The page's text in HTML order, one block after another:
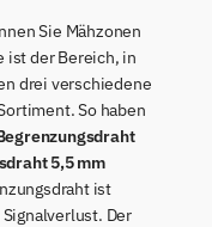
Sie Mähzonen
ist der Bereich, in
drei verschiedene
So haben
5,5 mm
ist
Der